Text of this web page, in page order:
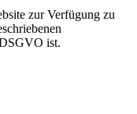
zur Verfügung zu
ist.